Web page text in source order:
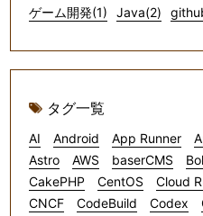
ゲーム開発(1) Java(2)
タグ一覧
AI Android App Runner
Astro
AWS baserCMS
CakePHP
CentOS Cloud
CNCF
CodeBuild Codex